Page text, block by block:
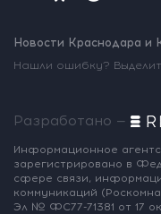
Новости Краснодара и
Нашли ошибку?
Разработано —
Информационное
зарегистрировано в
сфере связи,
коммуникаций
Эл № ФС77-71381 от 17